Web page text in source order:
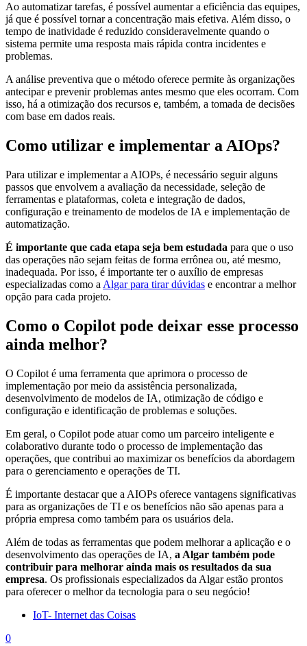
Ao automatizar tarefas, é possível aumentar a eficiência das equipes,
já que é possível tornar a concentração mais efetiva. Além disso, o
tempo de inatividade é reduzido consideravelmente quando o
sistema permite uma resposta mais rápida contra incidentes e
problemas.
A análise preventiva que o método oferece permite às organizações
antecipar e prevenir problemas antes mesmo que eles ocorram. Com
isso, há a otimização dos recursos e, também, a tomada de decisões
com base em dados reais.
Como utilizar e implementar a AIOps?
Para utilizar e implementar a AIOPs, é necessário seguir alguns
passos que envolvem a avaliação da necessidade, seleção de
ferramentas e plataformas, coleta e integração de dados,
configuração e treinamento de modelos de IA e implementação de
automatização.
É importante que cada etapa seja bem estudada para que o uso
das operações não sejam feitas de forma errônea ou, até mesmo,
inadequada. Por isso, é importante ter o auxílio de empresas
especializadas como a Algar para tirar dúvidas e encontrar a melhor
opção para cada projeto.
Como o Copilot pode deixar esse processo
ainda melhor?
O Copilot é uma ferramenta que aprimora o processo de
implementação por meio da assistência personalizada,
desenvolvimento de modelos de IA, otimização de código e
configuração e identificação de problemas e soluções.
Em geral, o Copilot pode atuar como um parceiro inteligente e
colaborativo durante todo o processo de implementação das
operações, que contribui ao maximizar os benefícios da abordagem
para o gerenciamento e operações de TI.
É importante destacar que a AIOPs oferece vantagens significativas
para as organizações de TI e os benefícios não são apenas para a
própria empresa como também para os usuários dela.
Além de todas as ferramentas que podem melhorar a aplicação e o
desenvolvimento das operações de IA, a Algar também pode
contribuir para melhorar ainda mais os resultados da sua
empresa. Os profissionais especializados da Algar estão prontos
para oferecer o melhor da tecnologia para o seu negócio!
IoT- Internet das Coisas
0